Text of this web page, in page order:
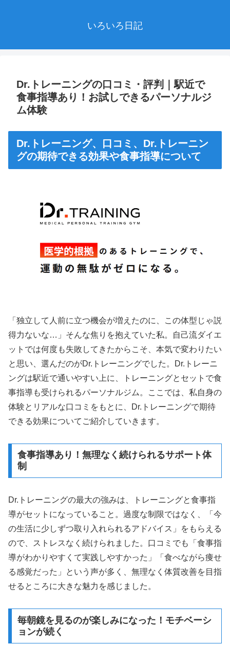
いろいろ日記
Dr.トレーニングの口コミ・評判｜駅近で
食事指導あり！お試しできるパーソナルジ
ム体験
Dr.トレーニング、口コミ、Dr.トレーニン
グの期待できる効果や食事指導について
「独立して人前に立つ機会が増えたのに、この体型じゃ説
得力ないな…」そんな焦りを抱えていた私。自己流ダイエ
ットでは何度も失敗してきたからこそ、本気で変わりたい
と思い、選んだのがDr.トレーニングでした。Dr.トレーニ
ングは駅近で通いやすい上に、トレーニングとセットで食
事指導も受けられるパーソナルジム。ここでは、私自身の
体験とリアルな口コミをもとに、Dr.トレーニングで期待
できる効果についてご紹介していきます。
食事指導あり！無理なく続けられるサポート体
制
Dr.トレーニングの最大の強みは、トレーニングと食事指
導がセットになっていること。過度な制限ではなく、「今
の生活に少しずつ取り入れられるアドバイス」をもらえる
ので、ストレスなく続けられました。口コミでも「食事指
導がわかりやすくて実践しやすかった」「食べながら痩せ
る感覚だった」という声が多く、無理なく体質改善を目指
せるところに大きな魅力を感じました。
毎朝鏡を見るのが楽しみになった！モチベーシ
ョンが続く